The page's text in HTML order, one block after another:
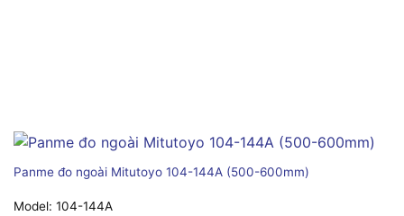
Panme đo ngoài Mitutoyo 104-144A (500-600mm)
Model: 104-144A